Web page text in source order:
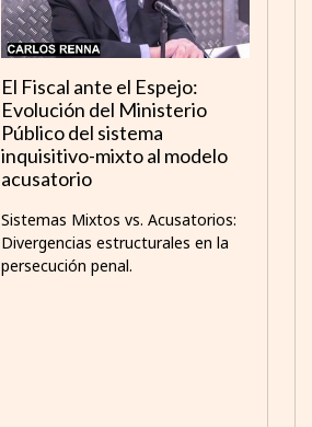
El Fiscal ante el Espejo:
Evolución del Ministerio
Público del sistema
inquisitivo-mixto al modelo
acusatorio
Sistemas Mixtos vs. Acusatorios:
Divergencias estructurales en la
persecución penal.